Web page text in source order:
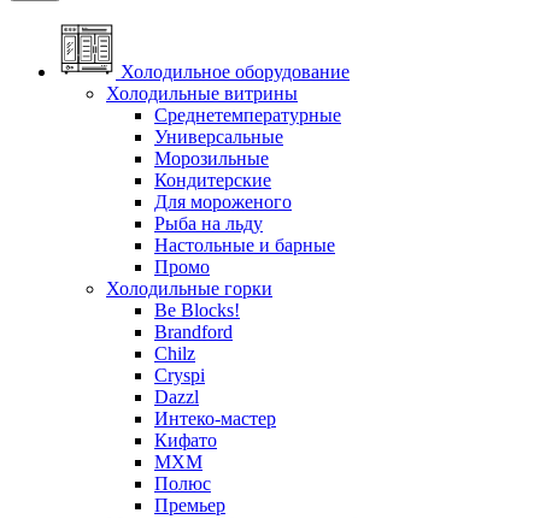
Холодильное оборудование
Холодильные витрины
Среднетемпературные
Универсальные
Морозильные
Кондитерские
Для мороженого
Рыба на льду
Настольные и барные
Промо
Холодильные горки
Be Blocks!
Brandford
Chilz
Cryspi
Dazzl
Интеко-мастер
Кифато
МХМ
Полюс
Премьер